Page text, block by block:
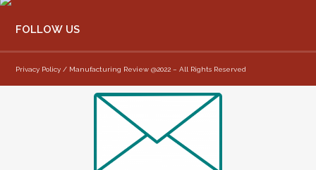
FOLLOW US
Privacy Policy / Manufacturing Review @2022 – All Rights Reserved